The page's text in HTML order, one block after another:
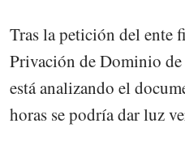
Tras la petición del ente
Privación de Dominio
está analizando el
horas se podría dar luz